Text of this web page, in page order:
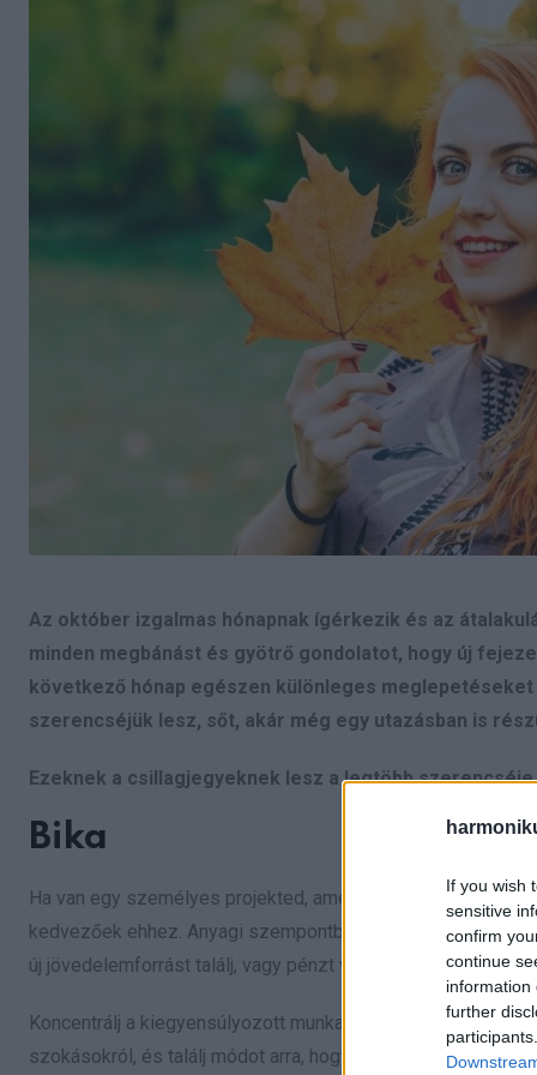
If you wish
sensitive
confirm
continue
information
further
Az október izgalmas hónapnak ígérkezik és az
minden megbánást és gyötrő gondolatot, hogy új
következő hónap egészen különleges
szerencséjük lesz, sőt, akár még egy utazásban is
Ezeknek a csillagjegyeknek lesz a legtöbb
Bika
Ha van egy személyes projekted, amelyet másodlagos
kedvezőek ehhez. Anyagi szempontból ez lesz számodra
új jövedelemforrást találj, vagy pénzt vonzz az életedbe
Koncentrálj a kiegyensúlyozott munkarutin kialakítására,
szokásokról, és találj módot arra, hogy produktívabb legyél.